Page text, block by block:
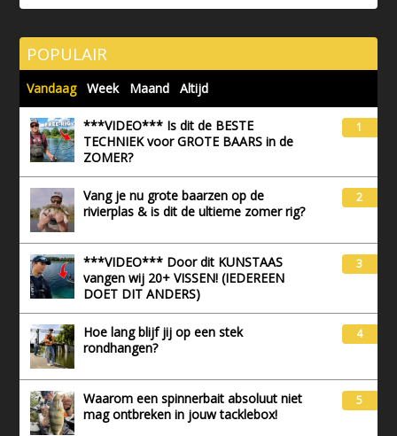
POPULAIR
Vandaag Week Maand Altijd
***VIDEO*** Is dit de BESTE
TECHNIEK voor GROTE BAARS in de
ZOMER?
1
Vang je nu grote baarzen op de
rivierplas & is dit de ultieme zomer rig?
2
***VIDEO*** Door dit KUNSTAAS
vangen wij 20+ VISSEN! (IEDEREEN
DOET DIT ANDERS)
3
Hoe lang blijf jij op een stek
rondhangen?
4
Waarom een spinnerbait absoluut niet
mag ontbreken in jouw tacklebox!
5